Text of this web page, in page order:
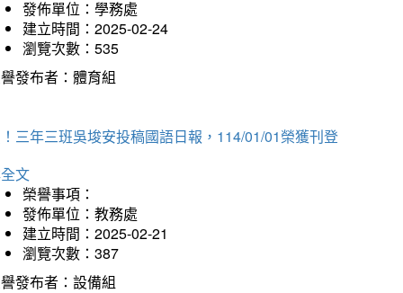
發佈單位：學務處
建立時間：2025-02-24
瀏覽次數：535
發布者：體育組
三年三班吳埈安投稿國語日報，114/01/01榮獲刊登
文
榮譽事項：
發佈單位：教務處
建立時間：2025-02-21
瀏覽次數：387
發布者：設備組